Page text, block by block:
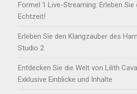
Formel 1 Live-Streaming: Erleben Sie
Echtzeit!
Erleben Sie den Klangzauber des
Studio 2
Entdecken Sie die Welt von Lilith
Exklusive Einblicke und Inhalte